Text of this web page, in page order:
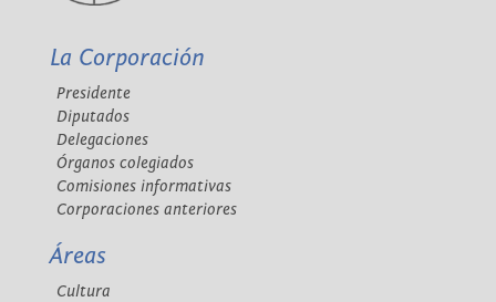
La Corporación
Presidente
Diputados
Delegaciones
Órganos colegiados
Comisiones informativas
Corporaciones anteriores
Áreas
Cultura